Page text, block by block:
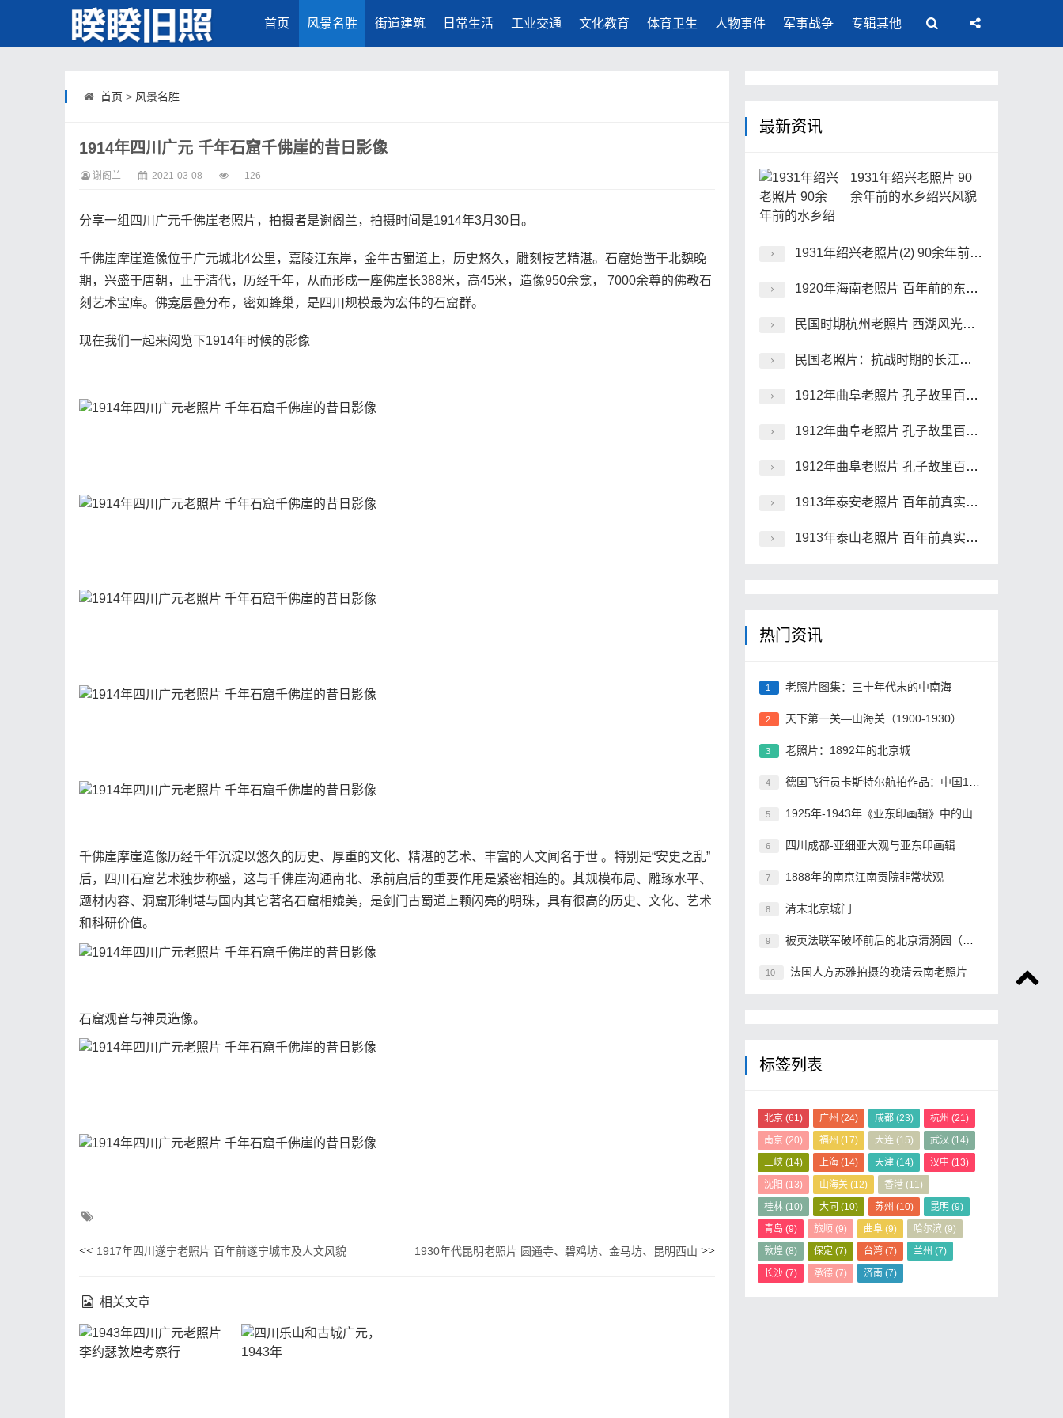
首页 风景名胜 街道建筑 日常生活 工业交通 文化教育 体育卫生 人物事件 军事战争 专辑其他
首页 > 风景名胜
1914年四川广元 千年石窟千佛崖的昔日影像
谢阁兰 2021-03-08 126
分享一组四川广元千佛崖老照片，拍摄者是谢阁兰，拍摄时间是1914年3月30日。
千佛崖摩崖造像位于广元城北4公里，嘉陵江东岸，金牛古蜀道上，历史悠久，雕刻技艺精湛。石窟始凿于北魏晚
期，兴盛于唐朝，止于清代，历经千年，从而形成一座佛崖长388米，高45米，造像950余龛， 7000余尊的佛教石
刻艺术宝库。佛龛层叠分布，密如蜂巢，是四川规模最为宏伟的石窟群。
现在我们一起来阅览下1914年时候的影像
千佛崖摩崖造像历经千年沉淀以悠久的历史、厚重的文化、精湛的艺术、丰富的人文闻名于世 。特别是“安史之乱”
后，四川石窟艺术独步称盛，这与千佛崖沟通南北、承前启后的重要作用是紧密相连的。其规模布局、雕琢水平、
题材内容、洞窟形制堪与国内其它著名石窟相媲美，是剑门古蜀道上颗闪亮的明珠，具有很高的历史、文化、艺术
和科研价值。
石窟观音与神灵造像。
<< 1917年四川遂宁老照片 百年前遂宁城市及人文风貌 1930年代昆明老照片 圆通寺、碧鸡坊、金马坊、昆明西山 >>
相关文章
最新资讯
1931年绍兴老照片 90
余年前的水乡绍兴风貌
1931年绍兴老照片(2) 90余年前的水乡绍兴风貌
1920年海南老照片 百年前的东坡祠、昌明塔、海瑞墓
民国时期杭州老照片 西湖风光及灵隐寺
民国老照片：抗战时期的长江沿岸风景
1912年曲阜老照片 孔子故里百年前彩色影像（上）
1912年曲阜老照片 孔子故里百年前彩色影像（中）
1912年曲阜老照片 孔子故里百年前彩色影像（下）
1913年泰安老照片 百年前真实泰安彩色影像
1913年泰山老照片 百年前真实泰山彩色影像(下)
热门资讯
1 老照片图集：三十年代末的中南海
2 天下第一关—山海关（1900-1930）
3 老照片：1892年的北京城
4 德国飞行员卡斯特尔航拍作品：中国1930年
5 1925年-1943年《亚东印画辑》中的山海关
6 四川成都-亚细亚大观与亚东印画辑
7 1888年的南京江南贡院非常状观
8 清末北京城门
9 被英法联军破坏前后的北京清漪园（一）
10 法国人方苏雅拍摄的晚清云南老照片
标签列表
北京 (61) 广州 (24) 成都 (23) 杭州 (21)
南京 (20) 福州 (17) 大连 (15) 武汉 (14)
三峡 (14) 上海 (14) 天津 (14) 汉中 (13)
沈阳 (13) 山海关 (12) 香港 (11)
桂林 (10) 大同 (10) 苏州 (10) 昆明 (9)
青岛 (9) 旅顺 (9) 曲阜 (9) 哈尔滨 (9)
敦煌 (8) 保定 (7) 台湾 (7) 兰州 (7)
长沙 (7) 承德 (7) 济南 (7)